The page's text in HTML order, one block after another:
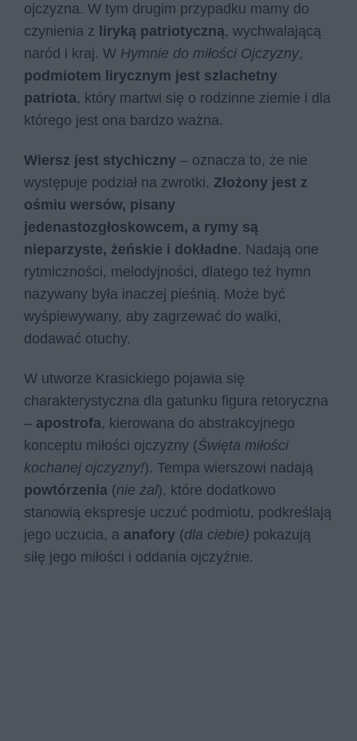
ojczyzna. W tym drugim przypadku mamy do
czynienia z liryką patriotyczną, wychwalającą
naród i kraj. W Hymnie do miłości Ojczyzny,
podmiotem lirycznym jest szlachetny
patriota, który martwi się o rodzinne ziemie i dla
którego jest ona bardzo ważna.
Wiersz jest stychiczny – oznacza to, że nie
występuje podział na zwrotki. Złożony jest z
ośmiu wersów, pisany
jedenastozgłoskowcem, a rymy są
nieparzyste, żeńskie i dokładne. Nadają one
rytmiczności, melodyjności, dlatego też hymn
nazywany była inaczej pieśnią. Może być
wyśpiewywany, aby zagrzewać do walki,
dodawać otuchy.
W utworze Krasickiego pojawia się
charakterystyczna dla gatunku figura retoryczna
– apostrofa, kierowana do abstrakcyjnego
konceptu miłości ojczyzny (Święta miłości
kochanej ojczyzny!). Tempa wierszowi nadają
powtórzenia (nie żal), które dodatkowo
stanowią ekspresje uczuć podmiotu, podkreślają
jego uczucia, a anafory (dla ciebie) pokazują
siłę jego miłości i oddania ojczyźnie.